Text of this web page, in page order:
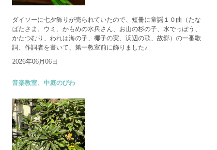
ダイソーに七夕飾りが売られていたので、短冊に童謡１０曲（たな
ばたさま、ウミ、かもめの水兵さん、お山の杉の子、水でっぽう、
かたつむり、われは海の子、椰子の実、浜辺の歌、故郷）の一番歌
詞、作詞者を書いて、第一教室前に飾りました♪
2026年06月06日
音楽教室、中庭のびわ